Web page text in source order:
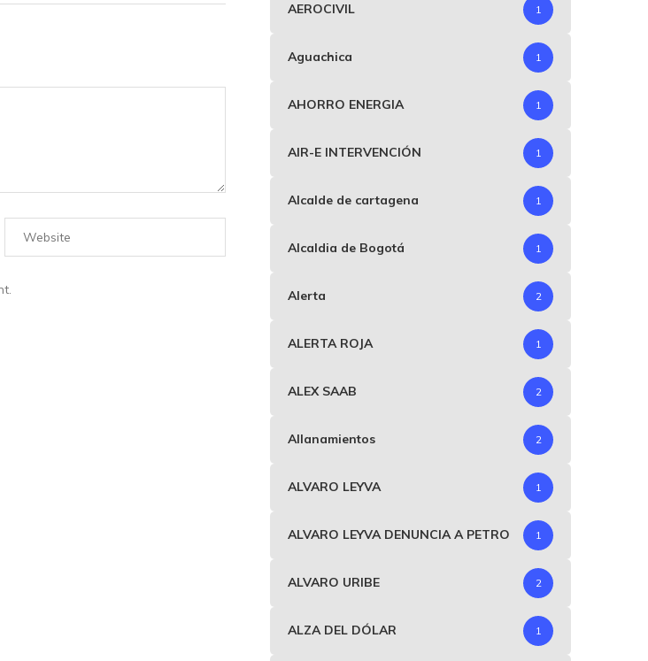
AEROCIVIL 1
Aguachica 1
AHORRO ENERGIA 1
AIR-E INTERVENCIÓN 1
Alcalde de cartagena 1
Alcaldia de Bogotá 1
Alerta 2
ALERTA ROJA 1
ALEX SAAB 2
Allanamientos 2
ALVARO LEYVA 1
ALVARO LEYVA DENUNCIA A PETRO 1
ALVARO URIBE 2
ALZA DEL DÓLAR 1